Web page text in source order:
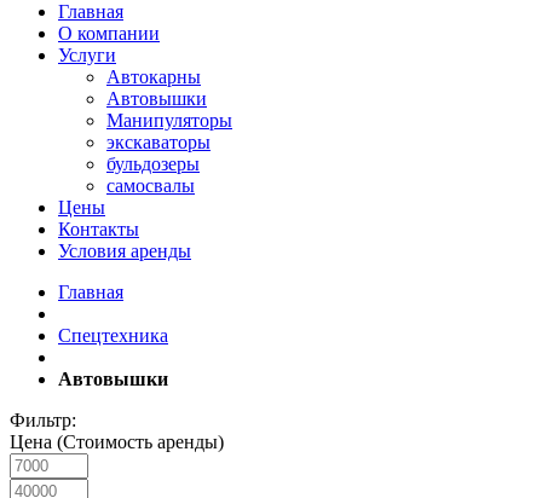
Главная
О компании
Услуги
Автокарны
Автовышки
Манипуляторы
экскаваторы
бульдозеры
самосвалы
Цены
Контакты
Условия аренды
Главная
Спецтехника
Автовышки
Фильтр:
Цена (Стоимость аренды)